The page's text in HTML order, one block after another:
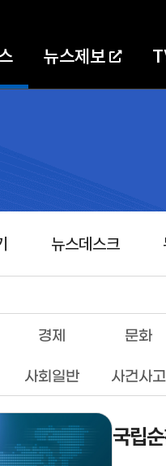
뉴스제보
뉴스데스크
경제 문화
사회일반 사건사고
국립